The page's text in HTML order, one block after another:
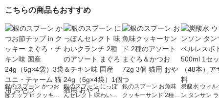
こちらの商品もおすすめ
銀のスプーン かつお
節チップ in クッキー
銀のスプーン にっぽ
んセレクト 味わいク
銀のスプーン お魚味
クッキーサンド 2種の
炭酸水 ウィル
ン タンサン